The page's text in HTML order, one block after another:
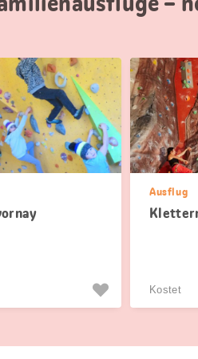
Ausflug
Kostet